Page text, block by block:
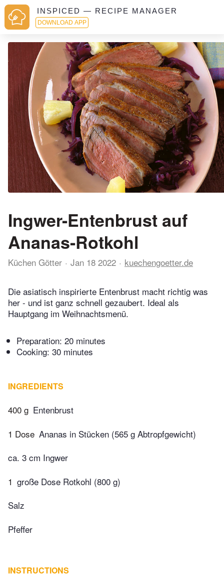
INSPICED — RECIPE MANAGER
DOWNLOAD APP
Ingwer-Entenbrust auf
Ananas-Rotkohl
Küchen Götter Jan 18 2022 kuechengoetter.de
Die asiatisch inspirierte Entenbrust macht richtig was
her - und ist ganz schnell gezaubert. Ideal als
Hauptgang im Weihnachtsmenü.
Preparation: 20 minutes
Cooking: 30 minutes
INGREDIENTS
400 g Entenbrust
1 Dose Ananas in Stücken (565 g Abtropfgewicht)
ca. 3 cm Ingwer
1 große Dose Rotkohl (800 g)
Salz
Pfeffer
INSTRUCTIONS